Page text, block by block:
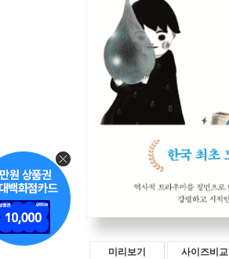
미리보기 사이즈비교